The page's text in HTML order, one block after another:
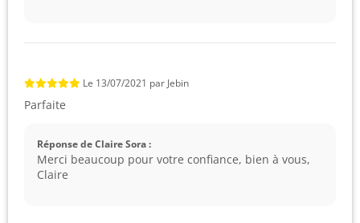
Le 13/07/2021 par Jebin
Parfaite
Réponse de Claire Sora :
Merci beaucoup pour votre confiance, bien à vous,
Claire